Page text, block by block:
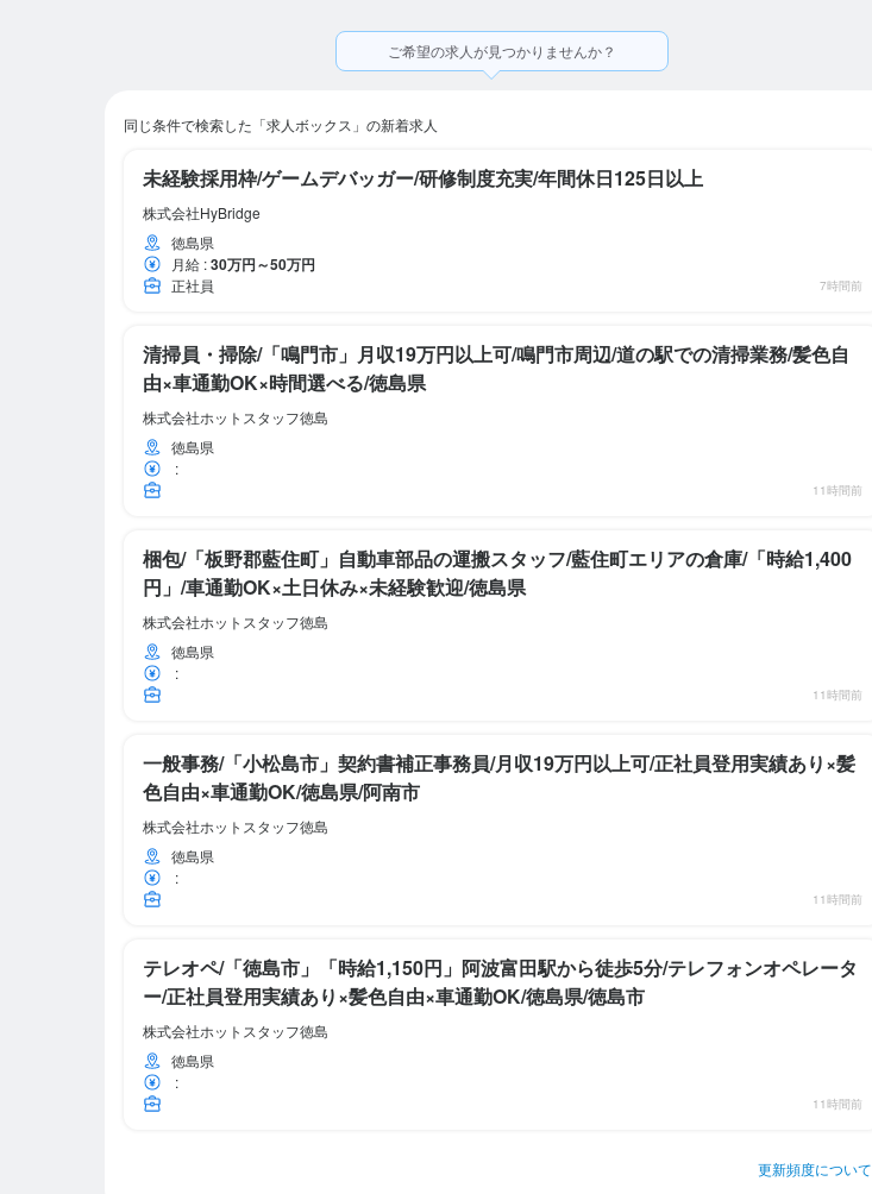
ご希望の求人が見つかりませんか？
同じ条件で検索した「求人ボックス」の新着求人
未経験採用枠/ゲームデバッガー/研修制度充実/年間休日125日以上
株式会社HyBridge
徳島県
月給 :30万円～50万円
正社員 7時間前
清掃員・掃除/「鳴門市」月収19万円以上可/鳴門市周辺/道の駅での清掃業務/髪色自
由×車通勤OK×時間選べる/徳島県
株式会社ホットスタッフ徳島
徳島県
:
11時間前
梱包/「板野郡藍住町」自動車部品の運搬スタッフ/藍住町エリアの倉庫/「時給1,400
円」/車通勤OK×土日休み×未経験歓迎/徳島県
株式会社ホットスタッフ徳島
徳島県
:
11時間前
一般事務/「小松島市」契約書補正事務員/月収19万円以上可/正社員登用実績あり×髪
色自由×車通勤OK/徳島県/阿南市
株式会社ホットスタッフ徳島
徳島県
:
11時間前
テレオペ/「徳島市」「時給1,150円」阿波富田駅から徒歩5分/テレフォンオペレータ
ー/正社員登用実績あり×髪色自由×車通勤OK/徳島県/徳島市
株式会社ホットスタッフ徳島
徳島県
:
11時間前
更新頻度について